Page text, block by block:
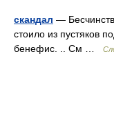
скандал —
стоило из пустяков
бенефис. .. См …